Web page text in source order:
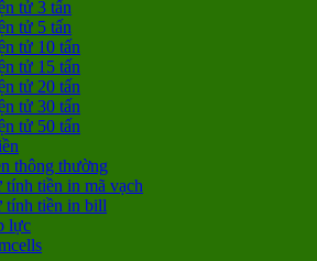
tử 3 tấn
tử 5 tấn
tử 10 tấn
tử 15 tấn
tử 20 tấn
tử 30 tấn
tử 50 tấn
thông thường
tính tiền in mã vạch
tính tiền in bill
lực